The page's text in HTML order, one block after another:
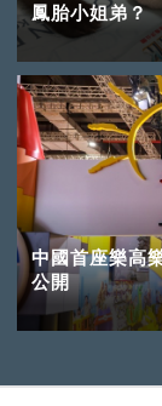
鳳胎小姐弟？
中國首座樂高
公開